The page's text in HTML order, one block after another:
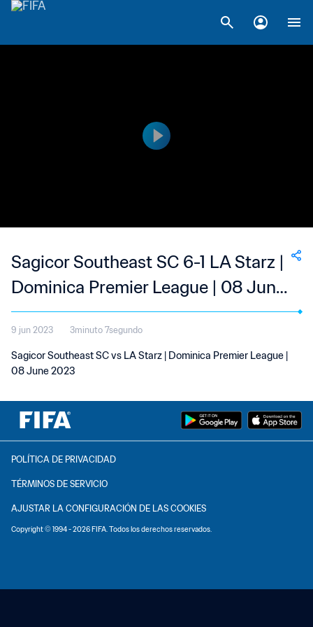
Sagicor Southeast SC 6-1 LA Starz |
Dominica Premier League | 08 Jun
2023
9 jun 2023 3minuto 7segundo
Sagicor Southeast SC vs LA Starz | Dominica Premier League |
08 June 2023
POLÍTICA DE PRIVACIDAD
TÉRMINOS DE SERVICIO
AJUSTAR LA CONFIGURACIÓN DE LAS COOKIES
Copyright © 1994 - 2026 FIFA. Todos los derechos reservados.